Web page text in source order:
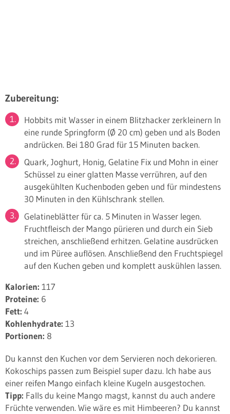
Zubereitung:
Hobbits mit Wasser in einem Blitzhacker zerkleinern In
eine runde Springform (Ø 20 cm) geben und als Boden
andrücken. Bei 180 Grad für 15 Minuten backen.
Quark, Joghurt, Honig, Gelatine Fix und Mohn in einer
Schüssel zu einer glatten Masse verrühren, auf den
ausgekühlten Kuchenboden geben und für mindestens
30 Minuten in den Kühlschrank stellen.
Gelatineblätter für ca. 5 Minuten in Wasser legen.
Fruchtfleisch der Mango pürieren und durch ein Sieb
streichen, anschließend erhitzen. Gelatine ausdrücken
und im Püree auflösen. Anschließend den Fruchtspiegel
auf den Kuchen geben und komplett auskühlen lassen.
Kalorien: 117
Proteine: 6
Fett: 4
Kohlenhydrate: 13
Portionen: 8
Du kannst den Kuchen vor dem Servieren noch dekorieren.
Kokoschips passen zum Beispiel super dazu. Ich habe aus
einer reifen Mango einfach kleine Kugeln ausgestochen.
Tipp: Falls du keine Mango magst, kannst du auch andere
Früchte verwenden. Wie wäre es mit Himbeeren? Du kannst